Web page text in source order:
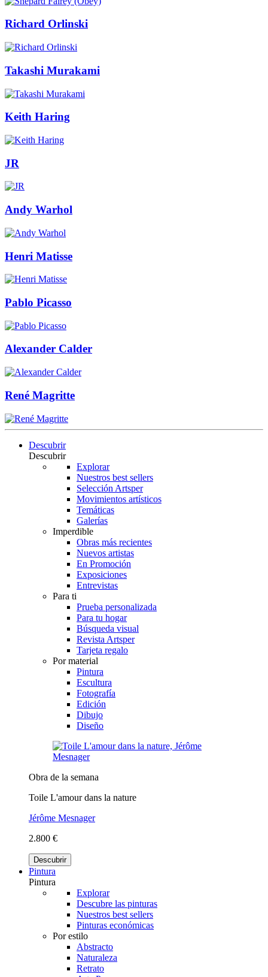
Richard Orlinski
Takashi Murakami
Keith Haring
JR
Andy Warhol
Henri Matisse
Pablo Picasso
Alexander Calder
René Magritte
Descubrir
Descubrir
Explorar
Nuestros best sellers
Selección Artsper
Movimientos artísticos
Temáticas
Galerías
Imperdible
Obras más recientes
Nuevos artistas
En Promoción
Exposiciones
Entrevistas
Para ti
Prueba personalizada
Para tu hogar
Búsqueda visual
Revista Artsper
Tarjeta regalo
Por material
Pintura
Escultura
Fotografía
Edición
Dibujo
Diseño
Obra de la semana
Toile L'amour dans la nature
Jérôme Mesnager
2.800 €
Descubrir
Pintura
Pintura
Explorar
Descubre las pinturas
Nuestros best sellers
Pinturas económicas
Por estilo
Abstracto
Naturaleza
Retrato